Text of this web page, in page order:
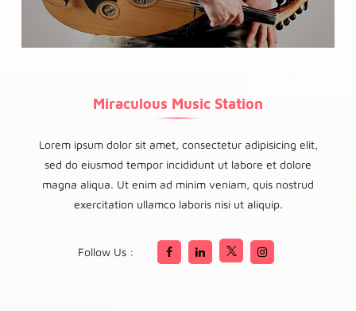
Miraculous Music Station
Lorem ipsum dolor sit amet, consectetur adipisicing elit,
sed do eiusmod tempor incididunt ut labore et dolore
magna aliqua. Ut enim ad minim veniam, quis nostrud
exercitation ullamco laboris nisi ut aliquip.
Follow Us :